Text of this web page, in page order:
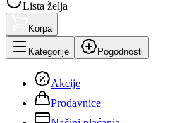
Lista želja
Korpa
Kategorije Pogodnosti
Akcije
Prodavnice